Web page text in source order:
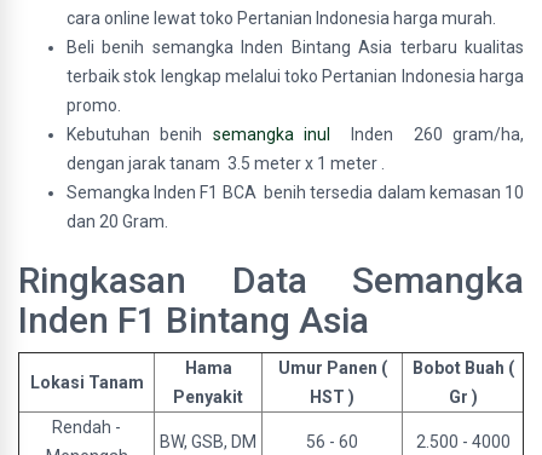
cara online lewat toko Pertanian Indonesia harga murah.
Beli benih semangka Inden Bintang Asia terbaru kualitas
terbaik stok lengkap melalui toko Pertanian Indonesia harga
promo.
Kebutuhan benih semangka inul
Inden 260 gram/ha,
dengan jarak tanam 3.5 meter x 1 meter .
Semangka Inden F1 BCA benih tersedia dalam kemasan 10
dan 20 Gram.
Ringkasan Data Semangka
Inden F1 Bintang Asia
Lokasi Tanam
Hama
Penyakit
Umur Panen (
HST )
Bobot Buah (
Gr )
Rendah -
BW, GSB, DM 56 - 60 2.500 - 4000